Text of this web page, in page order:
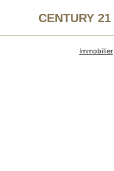
CENTURY 21
Immobilier